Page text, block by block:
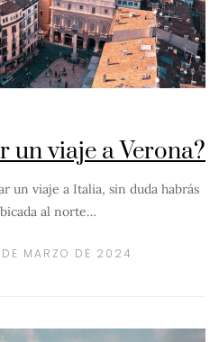
un viaje a Verona?
un viaje a Italia, sin duda habrás
al norte…
MARZO DE 2024